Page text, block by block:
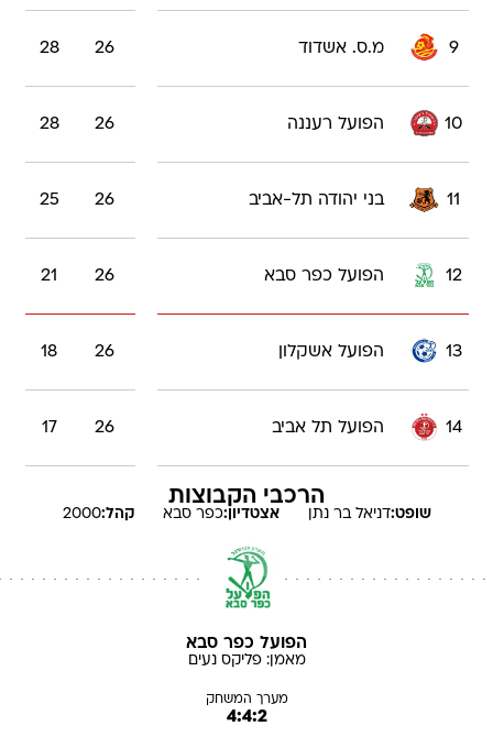
9 מ.ס. אשדוד 26
28
10 הפועל רעננה 26
28
11 בני יהודה תל-אביב 26
25
12 הפועל כפר סבא 26
21
13 הפועל אשקלון 26
18
14 הפועל תל אביב 26
17
הרכבי הקבוצות
שופט:דניאל בר נתן אצטדיון:כפר סבא קהל:2000
הפועל כפר סבא
מאמן:פליקס נעים
מערך המשחק
4:4:2